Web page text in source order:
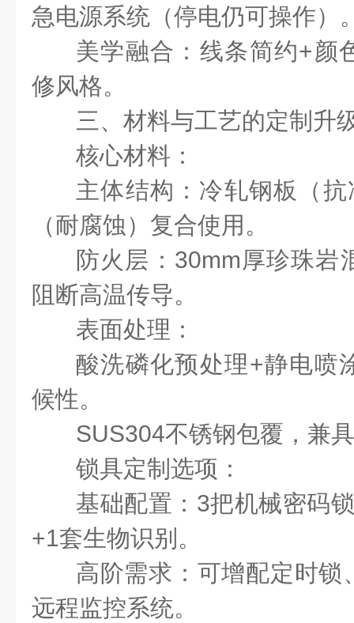
急电源系统（停电仍可操作）
美学融合：线条简约+颜
修风格。
三、材料与工艺的定制升
核心材料：
主体结构：冷轧钢板（
（耐腐蚀）复合使用。
防火层： 30mm厚珍珠岩
阻断高温传导。
表面处理：
酸洗磷化预处理+静电喷
候性。
SUS304不锈钢包覆，兼
锁具定制选项：
基础配置： 3把机械密码
+1套生物识别。
高阶需求：可增配定时锁
远程监控系统。